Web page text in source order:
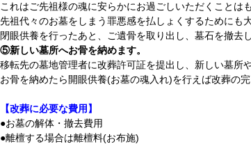
これはご先祖様の魂に安らかにお過ごしいただくことはも
先祖代々のお墓をしまう罪悪感を払しょくするためにも
閉眼供養を行ったあと、ご遺骨を取り出し、墓石を撤去
⑤新しい墓所へお骨を納めます。
移転先の墓地管理者に改葬許可証を提出し、新しい墓所
お骨を納めたら開眼供養(お墓の魂入れ)を行えば改葬の完
【改葬に必要な費用】
●お墓の解体・撤去費用
●離檀する場合は離檀料(お布施)